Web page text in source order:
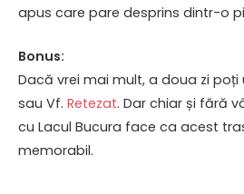
apus care pare desprins dintr-o
Bonus:
Dacă vrei mai mult, a doua zi poți
sau Vf. Retezat. Dar chiar și fără
cu Lacul Bucura face ca acest
memorabil.